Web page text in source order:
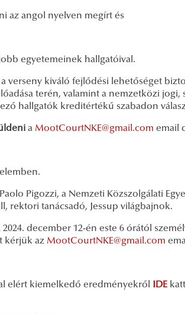
az angol nyelven megírt és
egyetemeinek hallgatóival.
verseny kiváló fejlődési lehetőséget
terén, valamint a nemzetközi
hallgatók kreditértékű szabadon
a MootCourtNKE@gmail.com email
Pigozzi, a Nemzeti Közszolgálati
rektori tanácsadó, Jessup világbajnok.
december 12-én este 6 órától
kérjük az MootCourtNKE@gmail.com
elért kiemelkedő eredményekről IDE